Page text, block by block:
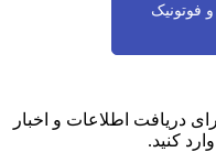
فوتونیک
دریافت اطلاعات و اخبار
کنید.